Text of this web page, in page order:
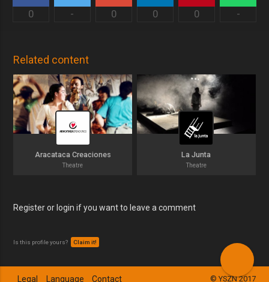
0 - 0 0 0 -
Related content
Aracataca Creaciones
Theatre
La Junta
Theatre
Register or login if you want to leave a comment
Is this profile yours? Claim it!
© YSZN 2017
Legal Language Contact